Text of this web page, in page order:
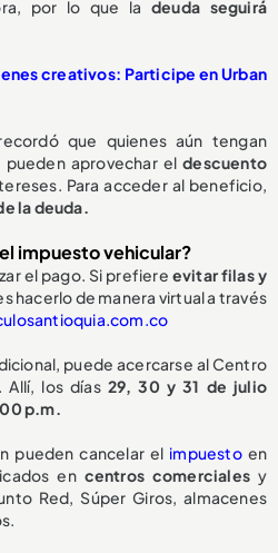
por lo que la deuda seguirá
creativos: Participe en Urban
que quienes aún tengan
pueden aprovechar eldescuento
Para acceder al beneficio,
la deuda.
impuesto vehicular?
el pago. Si prefiere evitar filas y
hacerlo de manera virtual a través
puede acercarse al Centro
Allí, los días 29, 30 y 31 de julio
p.m.
pueden cancelar el impuesto en
en centros comerciales y
Red, Súper Giros, almacenes